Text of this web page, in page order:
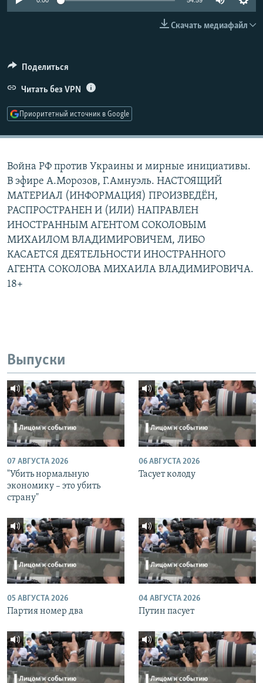
РАСПИСАНИЕ ВЕЩАНИЯ
СОЦИАЛЬНЫЕ СЕТИ
Скачать медиафайл
Поделиться
Читать без VPN
Приоритетный источник в Google
Война РФ против Украины и мирные инициативы.
В эфире А.Морозов, Г.Амнуэль. НАСТОЯЩИЙ
МАТЕРИАЛ (ИНФОРМАЦИЯ) ПРОИЗВЕДЁН,
РАСПРОСТРАНЕН И (ИЛИ) НАПРАВЛЕН
ИНОСТРАННЫМ АГЕНТОМ СОКОЛОВЫМ
МИХАИЛОМ ВЛАДИМИРОВИЧЕМ, ЛИБО
КАСАЕТСЯ ДЕЯТЕЛЬНОСТИ ИНОСТРАННОГО
АГЕНТА СОКОЛОВА МИХАИЛА ВЛАДИМИРОВИЧА.
18+
Выпуски
07 АВГУСТА 2026
"Убить нормальную
экономику – это убить
страну"
06 АВГУСТА 2026
Тасует колоду
05 АВГУСТА 2026
Партия номер два
04 АВГУСТА 2026
Путин пасует